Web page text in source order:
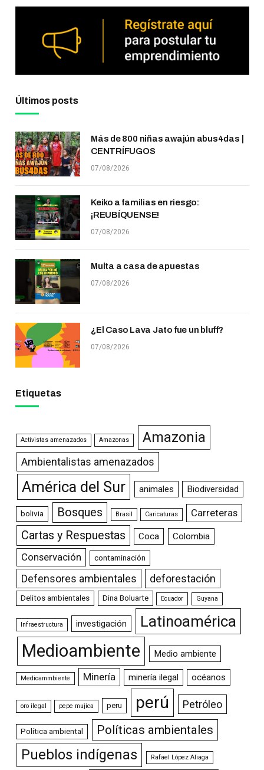
Últimos posts
Más de 800 niñas awajún abus4das |
CENTRÍFUGOS
07/08/2026
Keiko a familias en riesgo:
¡REUBÍQUENSE!
07/08/2026
Multa a casa de apuestas
07/08/2026
¿El Caso Lava Jato fue un bluff?
07/08/2026
Etiquetas
Activistas amenazados Amazonas Amazonia
Ambientalistas amenazados
América del Sur animales Biodiversidad
bolivia Bosques Brasil Caricaturas Carreteras
Cartas y Respuestas Coca Colombia
Conservación contaminación
Defensores ambientales deforestación
Delitos ambientales Dina Boluarte Ecuador Guyana
Infraestructura investigación Latinoamérica
Medioambiente Medio ambiente
Medioammbiente Minería minería ilegal océanos
oro ilegal pepe mujica peru perú Petróleo
Política ambiental Políticas ambientales
Pueblos indígenas Rafael López Aliaga